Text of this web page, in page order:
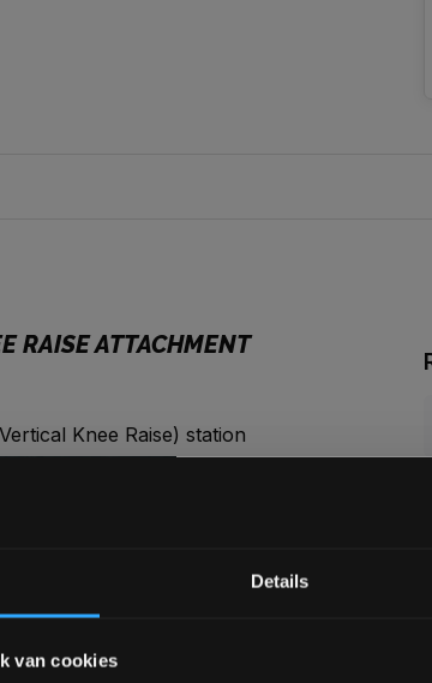
Details
van cookies
RAISE ATTACHMENT
Knee Raise) station
raises, leg lifts, twists en
armkussens en
en trcipeps ook nog
Bam! 5%